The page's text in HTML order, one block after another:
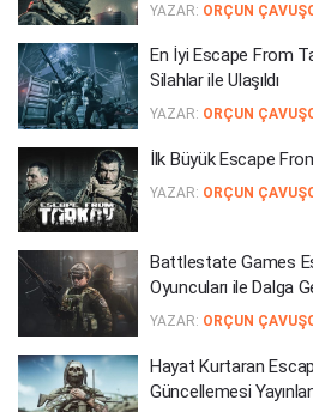
YAZAR: ORÇUN
En İyi Escape From
Silahlar ile Ulaşıldı
YAZAR: ORÇUN
İlk Büyük Escape
YAZAR: ORÇUN
Battlestate Games
Oyuncuları ile Dalga
YAZAR: ORÇUN
Hayat Kurtaran
Güncellemesi